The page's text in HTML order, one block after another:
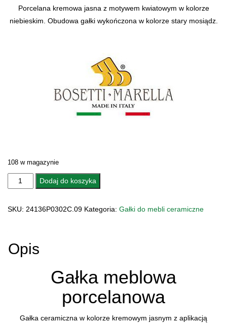
Porcelana kremowa jasna z motywem kwiatowym w kolorze
niebieskim. Obudowa gałki wykończona w kolorze stary mosiądz.
108 w magazynie
ilość
GAŁKA
MARCO
Dodaj do koszyka
SKU: 24136P0302C.09 Kategoria: Gałki do mebli ceramiczne
Opis
Gałka meblowa
porcelanowa
Gałka ceramiczna w kolorze kremowym jasnym z aplikacją